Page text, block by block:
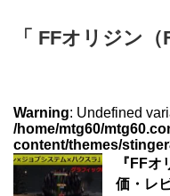
「 FFオリジン
Warning: Undefined
/home/mtg60/
content/themes/
『FF
価・レ